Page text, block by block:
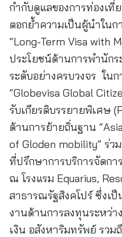
กำกับดูแลของการท่องเที่
ตอกย้ำความเป็นผู้นำใน
“Long-Term Visa with
ประโยชน์ด้านการพำนักร
ระดับอย่างครบวงจร ใน
“Globevisa Global
รับเกียรติบรรยายพิเศษ
ด้านการย้ายถิ่นฐาน
of Gloden mobility” ร่
ที่ปรึกษาการบริการจัดกา
ณ โรงแรม Equarius,
สาธารณรัฐสิงคโปร์ ซึ่งเ
งานด้านการลงทุนระหว่
เงิน อสังหาริมทรัพย์ รวม